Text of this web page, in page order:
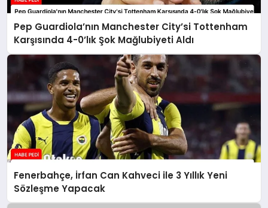
Pep Guardiola’nın Manchester City’si Tottenham
Karşısında 4-0’lık Şok Mağlubiyeti Aldı
Fenerbahçe, İrfan Can Kahveci ile 3 Yıllık Yeni
Sözleşme Yapacak